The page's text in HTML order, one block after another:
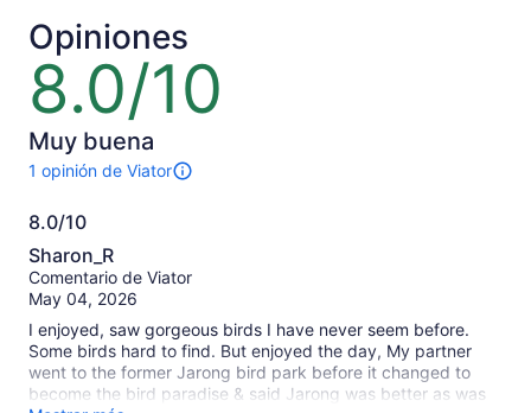
por
adulto
Opiniones
8.0/10
8.0
de
10
Muy buena
1 opinión de Viator
Hay
opinión
sobre
esta
actividad.
Más
información
sobre
nuestras
opiniones
8.0/10
8.0
de
10
Sharon_R
Comentario de Viator
May 04, 2026
I enjoyed, saw gorgeous birds I have never seem before.
Some birds hard to find. But enjoyed the day, My partner
went to the former Jarong bird park before it changed to
become the bird paradise & said Jarong was better as was